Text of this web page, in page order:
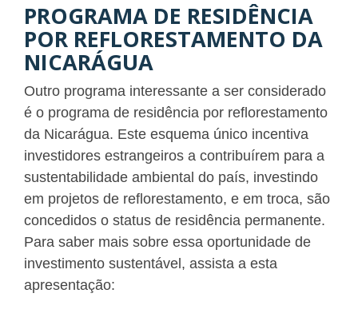
PROGRAMA DE RESIDÊNCIA
POR REFLORESTAMENTO DA
NICARÁGUA
Outro programa interessante a ser considerado
é o programa de residência por reflorestamento
da Nicarágua. Este esquema único incentiva
investidores estrangeiros a contribuírem para a
sustentabilidade ambiental do país, investindo
em projetos de reflorestamento, e em troca, são
concedidos o status de residência permanente.
Para saber mais sobre essa oportunidade de
investimento sustentável, assista a esta
apresentação: